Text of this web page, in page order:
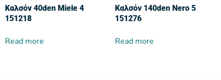
Καλσόν 40den Miele 4
151218
Read more
Καλσόν 140den Nero 5
151276
Read more